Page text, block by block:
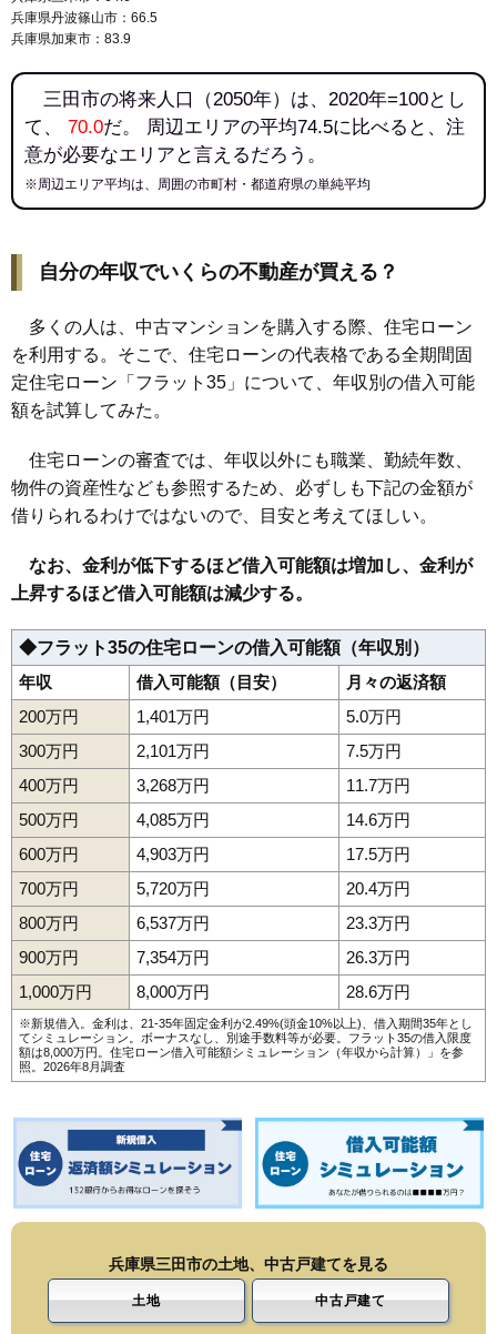
兵庫県丹波篠山市：66.5
兵庫県加東市：83.9
三田市の将来人口（2050年）は、2020年=100とし
て、 70.0だ。 周辺エリアの平均74.5に比べると、注
意が必要なエリアと言えるだろう。
※周辺エリア平均は、周囲の市町村・都道府県の単純平均
自分の年収でいくらの不動産が買える？
多くの人は、中古マンションを購入する際、住宅ローン
を利用する。そこで、住宅ローンの代表格である全期間固
定住宅ローン「フラット35」について、年収別の借入可能
額を試算してみた。
住宅ローンの審査では、年収以外にも職業、勤続年数、
物件の資産性なども参照するため、必ずしも下記の金額が
借りられるわけではないので、目安と考えてほしい。
なお、金利が低下するほど借入可能額は増加し、金利が
上昇するほど借入可能額は減少する。
◆フラット35の住宅ローンの借入可能額（年収別）
年収
借入可能額（目安）
月々の返済額
200万円
1,401万円
5.0万円
300万円
2,101万円
7.5万円
400万円
3,268万円
11.7万円
500万円
4,085万円
14.6万円
600万円
4,903万円
17.5万円
700万円
5,720万円
20.4万円
800万円
6,537万円
23.3万円
900万円
7,354万円
26.3万円
1,000万円
8,000万円 28.6万円
※新規借入。金利は、21-35年固定金利が2.49%(頭金10%以上)、借入期間35年とし
てシミュレーション。ボーナスなし、別途手数料等が必要。フラット35の借入限度
額は8,000万円。 住宅ローン借入可能額シミュレーション（年収から計算）
」を参
照。2026年8月調査
兵庫県三田市の土地、中古戸建てを見る
土地 中古戸建て